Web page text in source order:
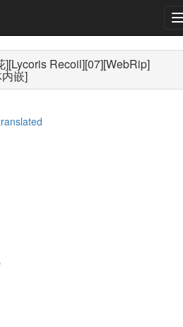
][Lycoris Recoil][07][WebRip]
嵌]